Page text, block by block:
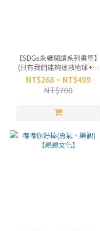
【SDGs永續閱讀系列書單】
(只有我們能夠拯救地球+只
有我們能夠創造更美好的世
界) 【銀河文化】
NT$268 ~ NT$499
NT$700